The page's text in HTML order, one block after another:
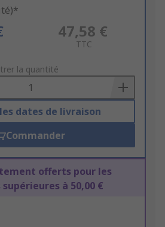
47,58 €
TTC
la quantité
dates de livraison
Commander
offerts pour les
à 50,00 €